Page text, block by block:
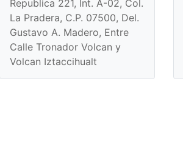
Republica 221, Int. A-02, Col.
La Pradera, C.P. 07500, Del.
Gustavo A. Madero, Entre
Calle Tronador Volcan y
Volcan Iztaccihualt